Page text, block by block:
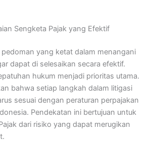
Sengketa Pajak yang Efektif
pedoman yang ketat dalam menangani
dapat di selesaikan secara efektif.
hukum menjadi prioritas utama.
bahwa setiap langkah dalam litigasi
sesuai dengan peraturan perpajakan
Pendekatan ini bertujuan untuk
dari risiko yang dapat merugikan